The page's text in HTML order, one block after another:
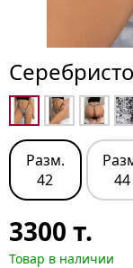
Разм.
42
44
3300 т.
Товар в наличии